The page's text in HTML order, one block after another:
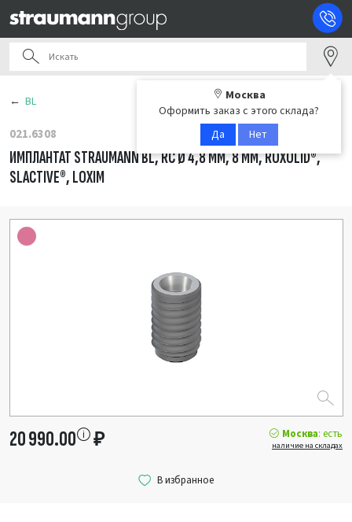
Москва
Оформить заказ с этого склада?
Да
Нет
BL
021.6308
ИМПЛАНТАТ STRAUMANN BL, RC Ø 4,8 ММ, 8 ММ, ROXOLID®,
SLACTIVE®, LOXIM
20 990.00 ₽ Москва: есть
наличие на складах